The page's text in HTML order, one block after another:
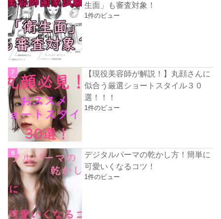
生面」も審査対象！
1件のビュー
【現役美容師が解説！】丸顔さんに
似合う厳選ショートスタイル３０
選！！！
1件のビュー
デジタルパーマの乾かし方！簡単に
可愛いくなるコツ！
1件のビュー